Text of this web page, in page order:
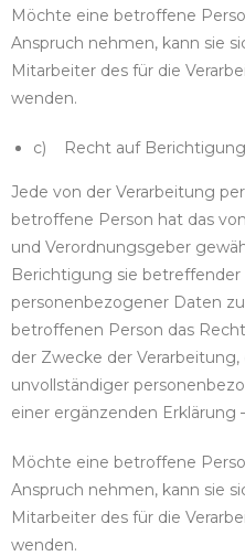
Möchte eine betroffene
Anspruch nehmen, kann sie
Mitarbeiter des für die
wenden.
c) Recht auf Berichtigung
Jede von der Verarbeitung
betroffene Person hat das
und Verordnungsgeber
Berichtigung sie
personenbezogener Daten
betroffenen Person das
der Zwecke der
unvollständiger
einer ergänzenden Erklärung
Möchte eine betroffene
Anspruch nehmen, kann sie
Mitarbeiter des für die
wenden.